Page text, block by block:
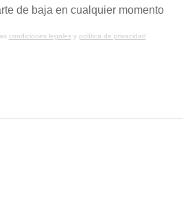
de baja en cualquier momento
condiciones legalesy política de privacidad